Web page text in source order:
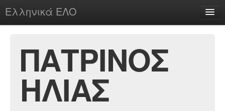
Ελληνικά ΕΛΟ
chesstu.be @ discord
Login
ΠΑΤΡΙΝΟΣ
ΗΛΙΑΣ